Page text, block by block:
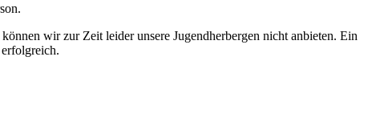
wir zur Zeit leider unsere Jugendherbergen nicht anbieten. Ein